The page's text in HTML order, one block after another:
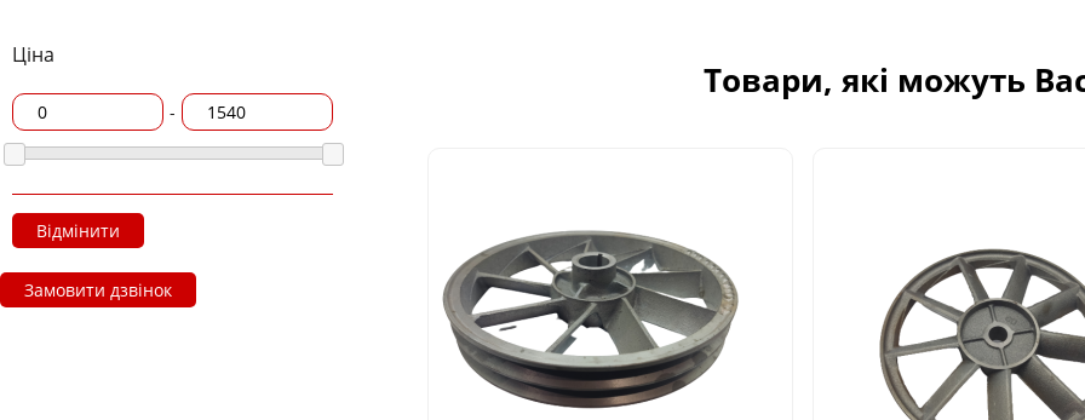
Ціна
-
Відмінити
Замовити дзвінок
Товари, які можуть